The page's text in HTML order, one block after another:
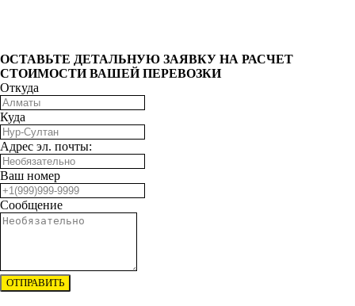
ОCТАВЬТЕ ДЕТАЛЬНУЮ ЗАЯВКУ НА РАСЧЕТ
СТОИМОСТИ ВАШЕЙ ПЕРЕВОЗКИ
Откуда
Куда
Адрес эл. почты:
Ваш номер
Сообщение
ОТПРАВИТЬ